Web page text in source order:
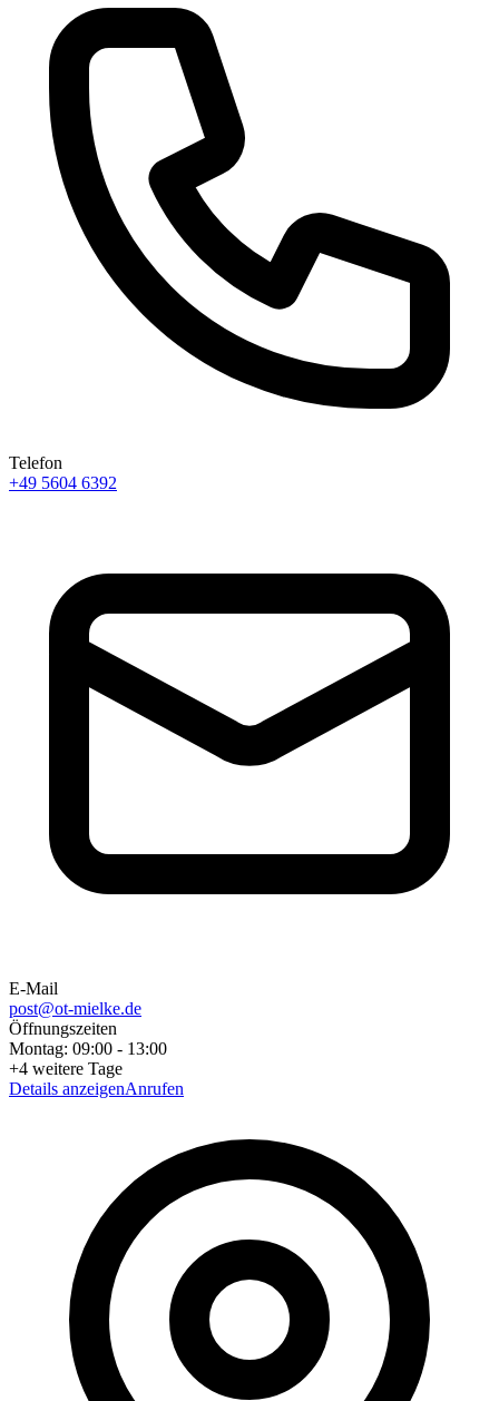
Telefon
+49 5604 6392
E-Mail
post@ot-mielke.de
Öffnungszeiten
Montag: 09:00 - 13:00
+4 weitere Tage
Details anzeigenAnrufen